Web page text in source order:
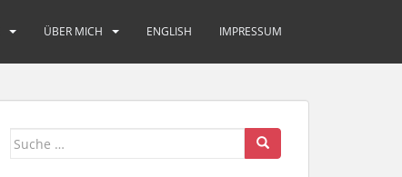
ÜBER MICH ENGLISH IMPRESSUM
Suche